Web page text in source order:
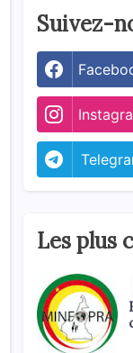
Suivez-
Les plus